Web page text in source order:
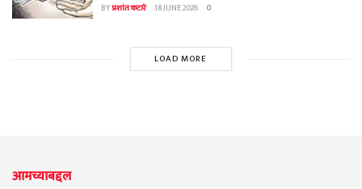
BYप्रशांत कटारे 18 JUNE 2026 0
LOAD MORE
आमच्याबद्दल